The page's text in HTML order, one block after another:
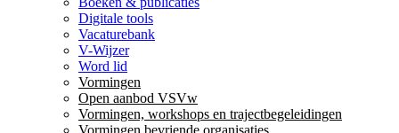
Digitale tools
Vacaturebank
V-Wijzer
Word lid
Vormingen
Open aanbod VSVw
Vormingen, workshops en trajectbegeleidingen
Vormingen bevriende organisaties